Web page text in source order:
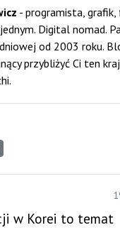
- programista,
Digital nomad.
od 2003 roku.
przybliżyć Ci ten
w Korei to temat